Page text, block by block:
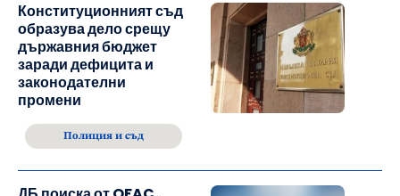
Конституционният съд
образува дело срещу
държавния бюджет
заради дефицита и
законодателни
промени
Полиция и съд